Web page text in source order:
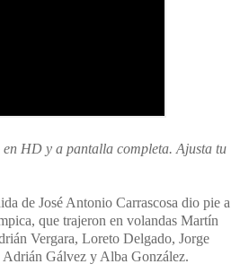
en HD y a pantalla completa. Ajusta tu
de José Antonio Carrascosa dio pie a
que trajeron en volandas Martín
Vergara, Loreto Delgado, Jorge
Gálvez y Alba González.